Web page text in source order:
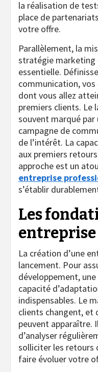
la réalisation de
place de
votre offre.
Parallèlement, la
stratégie marketing
essentielle.
communication,
dont vous allez
premiers clients. Le
souvent marqué par
campagne de
de l’intérêt. La
aux premiers
approche est un
entreprise
s’établir
Les
La création d’une
lancement. Pour
développement,
capacité
indispensables. Le
clients changent, et
peuvent apparaître.
d’analyser
solliciter les retours
faire évoluer votre